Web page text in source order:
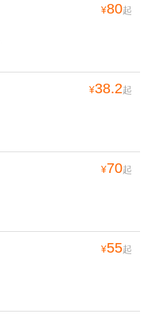
¥80起
¥38.2起
¥70起
¥55起